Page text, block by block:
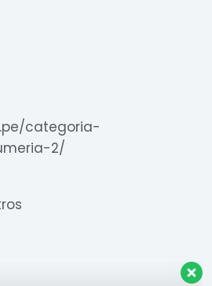
categoria-
2/
a sus preguntas. ¡Lo
Disponible
Ventas Lima 1